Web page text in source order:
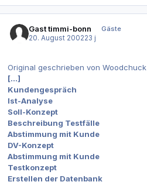
Gast timmi-bonn
Gäste
20. August 200223 j
Original geschrieben von Woodchuck
[...]
Kundengespräch
Ist-Analyse
Soll-Konzept
Beschreibung Testfälle
Abstimmung mit Kunde
DV-Konzept
Abstimmung mit Kunde
Testkonzept
Erstellen der Datenbank